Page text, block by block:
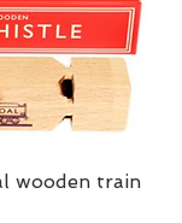
wooden train